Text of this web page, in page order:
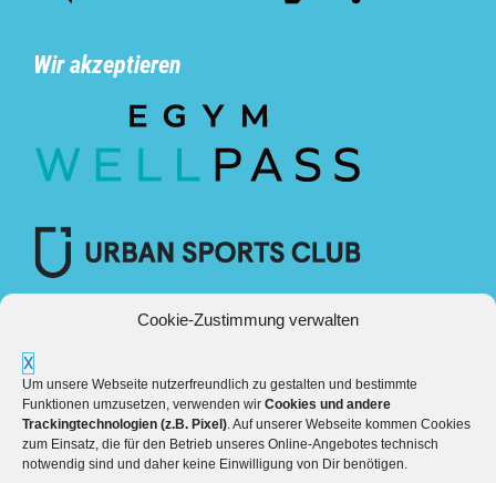
Cookie-Zustimmung verwalten
X
Um unsere Webseite nutzerfreundlich zu gestalten und bestimmte
Funktionen umzusetzen, verwenden wir Cookies und andere
Trackingtechnologien (z.B. Pixel). Auf unserer Webseite kommen Cookies
zum Einsatz, die für den Betrieb unseres Online-Angebotes technisch
notwendig sind und daher keine Einwilligung von Dir benötigen.
Wir akzeptieren